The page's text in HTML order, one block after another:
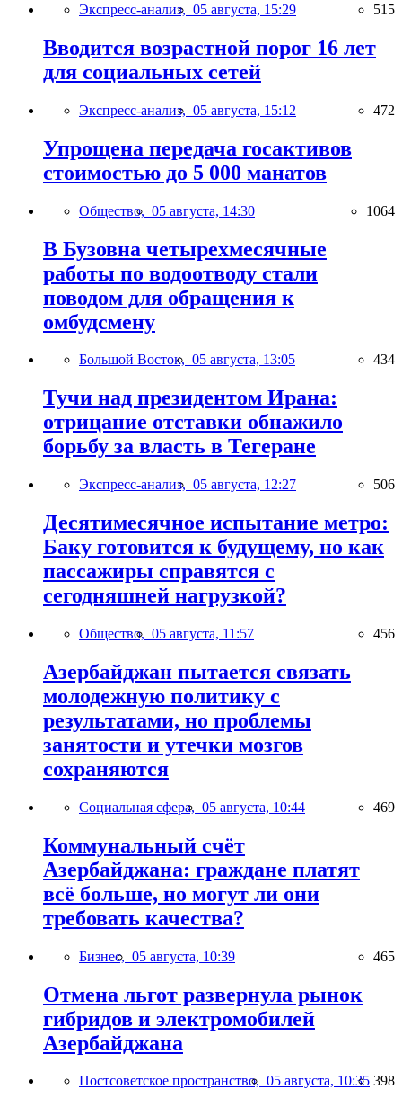
Экспресс-анализ, 05 августа, 15:29 515
Вводится возрастной порог 16 лет
для социальных сетей
Экспресс-анализ, 05 августа, 15:12 472
Упрощена передача госактивов
стоимостью до 5 000 манатов
Общество, 05 августа, 14:30 1064
В Бузовна четырехмесячные
работы по водоотводу стали
поводом для обращения к
омбудсмену
Большой Восток, 05 августа, 13:05 434
Тучи над президентом Ирана:
отрицание отставки обнажило
борьбу за власть в Тегеране
Экспресс-анализ, 05 августа, 12:27 506
Десятимесячное испытание метро:
Баку готовится к будущему, но как
пассажиры справятся с
сегодняшней нагрузкой?
Общество, 05 августа, 11:57 456
Азербайджан пытается связать
молодежную политику с
результатами, но проблемы
занятости и утечки мозгов
сохраняются
Социальная сфера, 05 августа, 10:44 469
Коммунальный счёт
Азербайджана: граждане платят
всё больше, но могут ли они
требовать качества?
Бизнес, 05 августа, 10:39 465
Отмена льгот развернула рынок
гибридов и электромобилей
Азербайджана
Постсоветское пространство, 05 августа, 10:35 398